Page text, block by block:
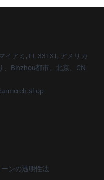
イアミ, FL 33131, アメリカ
、Binzhou都市、北京、CN
ンの透明性法